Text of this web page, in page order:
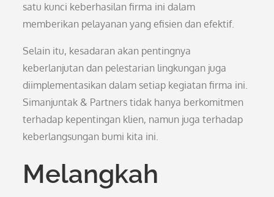
satu kunci keberhasilan firma ini dalam
memberikan pelayanan yang efisien dan efektif.
Selain itu, kesadaran akan pentingnya
keberlanjutan dan pelestarian lingkungan juga
diimplementasikan dalam setiap kegiatan firma ini.
Simanjuntak & Partners tidak hanya berkomitmen
terhadap kepentingan klien, namun juga terhadap
keberlangsungan bumi kita ini.
Melangkah